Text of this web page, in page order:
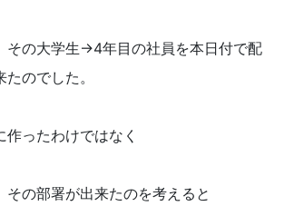
その大学生→4年目の社員を本日付で配
のでした。
ったわけではなく
その部署が出来たのを考えると